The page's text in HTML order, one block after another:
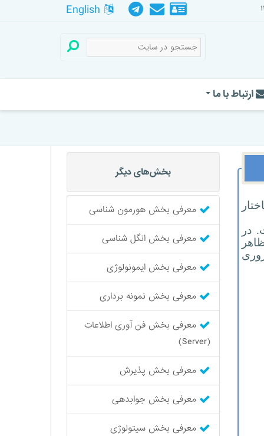
ارتباط با ما
است. در
بخش‌های دیگر
معرفی بخش هورمون شناسی
معرفی بخش انگل شناسی
معرفی بخش ایمونولوژی
معرفی بخش نمونه برداری
معرفی بخش فن آوری اطلاعات
(Server)
معرفی بخش پذیرش
معرفی بخش جوابدهی
معرفی بخش سیتولوژی